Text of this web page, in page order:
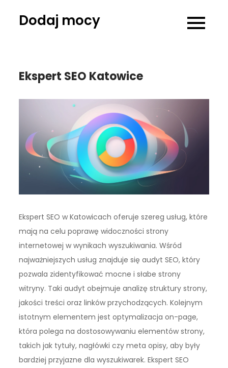
Dodaj mocy
Ekspert SEO Katowice
Ekspert SEO w Katowicach oferuje szereg usług, które
mają na celu poprawę widoczności strony
internetowej w wynikach wyszukiwania. Wśród
najważniejszych usług znajduje się audyt SEO, który
pozwala zidentyfikować mocne i słabe strony
witryny. Taki audyt obejmuje analizę struktury strony,
jakości treści oraz linków przychodzących. Kolejnym
istotnym elementem jest optymalizacja on-page,
która polega na dostosowywaniu elementów strony,
takich jak tytuły, nagłówki czy meta opisy, aby były
bardziej przyjazne dla wyszukiwarek. Ekspert SEO